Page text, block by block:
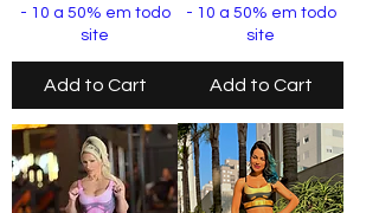
- 10 a 50% em todo
site
Add to Cart
- 10 a 50% em todo
site
Add to Cart